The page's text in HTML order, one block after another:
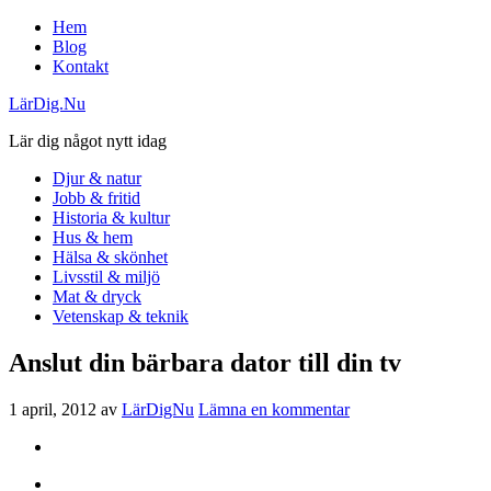
Hem
Blog
Kontakt
LärDig.Nu
Lär dig något nytt idag
Djur & natur
Jobb & fritid
Historia & kultur
Hus & hem
Hälsa & skönhet
Livsstil & miljö
Mat & dryck
Vetenskap & teknik
Anslut din bärbara dator till din tv
1 april, 2012 av LärDigNu Lämna en kommentar